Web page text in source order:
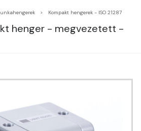
Kompakt hengerek - ISO 21287
henger - megvezetett -